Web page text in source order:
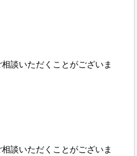
談いただくことがございま
談いただくことがございま